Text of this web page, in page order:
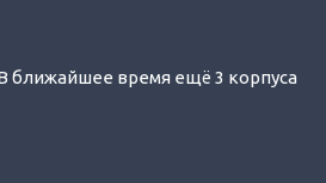
ближайшее время ещё 3 корпуса